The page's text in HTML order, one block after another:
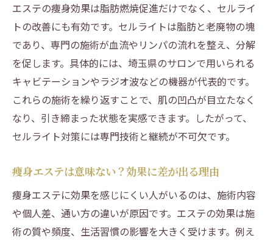
エステの痩身効果は脂肪燃焼促進だけでなく、セルライ
トの改善にも有効です。セルライトは脂肪と老廃物の塊
であり、専門の施術が血流やリンパの流れを整え、分解
を促します。具体的には、埼玉県のサロンで用いられる
キャビテーションやラジオ波などの機器が代表的です。
これらの施術を繰り返すことで、肌の凹凸が目立たなく
なり、引き締まった状態を実感できます。したがって、
セルライト対策には専門技術と継続が不可欠です。
痩身エステは意味ない？効果に差が出る理由
痩身エステに効果を感じにくい人がいるのは、施術内容
や個人差、通い方の違いが原因です。エステの効果は施
術の質や頻度、生活習慣の影響を大きく受けます。例え